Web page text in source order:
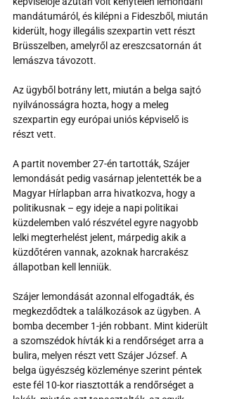
mandátumáról, és kilépni a Fideszből, miután
kiderült, hogy illegális szexpartin vett részt
Brüsszelben, amelyről az ereszcsatornán át
lemászva távozott.
Az ügyből botrány lett, miután a belga sajtó
nyilvánosságra hozta, hogy a meleg
szexpartin egy európai uniós képviselő is
részt vett.
A partit november 27-én tartották, Szájer
lemondását pedig vasárnap jelentették be a
Magyar Hírlapban arra hivatkozva, hogy a
politikusnak – egy ideje a napi politikai
küzdelemben való részvétel egyre nagyobb
lelki megterhelést jelent, márpedig akik a
küzdőtéren vannak, azoknak harcrakész
állapotban kell lenniük.
Szájer lemondását azonnal elfogadták, és
megkezdődtek a találkozások az ügyben. A
bomba december 1-jén robbant. Mint kiderült
a szomszédok hívták ki a rendőrséget arra a
bulira, melyen részt vett Szájer József. A
belga ügyészség közleménye szerint péntek
este fél 10-kor riasztották a rendőrséget a